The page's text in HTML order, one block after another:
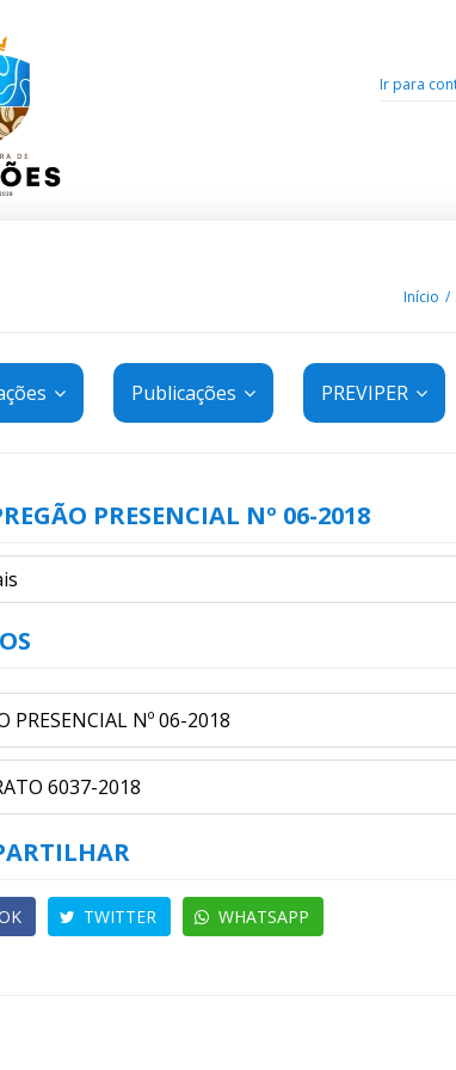
Ir para
Início
Publicações PREVIPER
PRESENCIAL Nº 06-2018
PRESENCIAL Nº 06-2018
6037-2018
TWITTER WHATSAPP